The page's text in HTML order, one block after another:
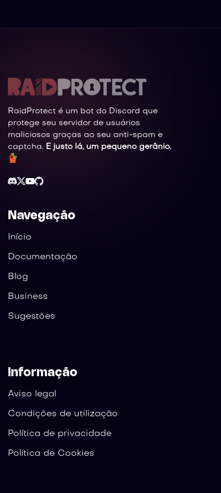
RaidProtect é um bot do Discord que
protege seu servidor de usuários
maliciosos graças ao seu anti-spam e
captcha. E justo lá, um pequeno gerânio.
Navegação
Início
Documentação
Blog
Business
Sugestões
Informação
Aviso legal
Condições de utilização
Política de privacidade
Política de Cookies